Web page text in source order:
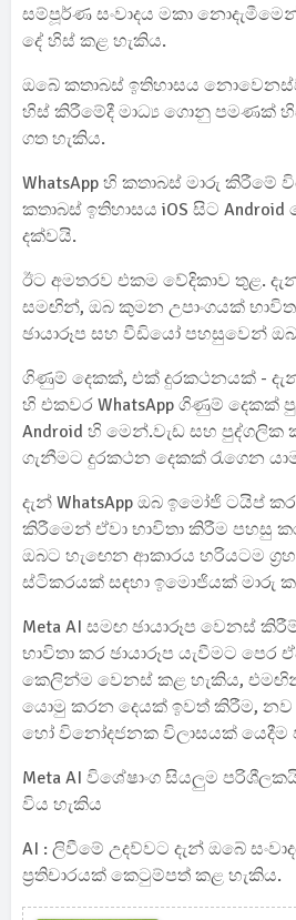
සම්පූර්ණ සංවාදය මකා
දේ හිස් කළ හැකිය.
ඔබේ කතාබස් ඉතිහාසය
හිස් කිරීමේදී මාධ්‍ය ගොනු පමණක්
ගත හැකිය.
WhatsApp හි කතාබස් මාරු කිරීමේ
කතාබස් ඉතිහාසය iOS සිට
දක්වයි.
ඊට අමතරව එකම වේදිකාව තුළ.
සමඟින්, ඔබ කුමන උපාංගයක්
ඡායාරූප සහ වීඩියෝ පහසුවෙන්
ගිණුම් දෙකක්, එක් දුරකථනයක් - දැන්
හි එකවර WhatsApp ගිණුම් දෙකක්
Android හි මෙන්.වැඩ සහ පුද්ගලික
ගැනීමට දුරකථන දෙකක් රැගෙන
දැන් WhatsApp ඔබ ඉමෝජි ටයිප්
කිරීමෙන් ඒවා භාවිතා කිරීම පහසු
ඔබට හැඟෙන ආකාරය හරියටම
ස්ටිකරයක් සඳහා ඉමොජියක් මාරු
Meta AI සමඟ ඡායාරූප වෙනස්
භාවිතා කර ඡායාරූප යැවීමට පෙර
කෙලින්ම වෙනස් කළ හැකිය,
යොමු කරන දෙයක් ඉවත් කිරීම,
හෝ විනෝදජනක විලාසයක් යෙදීම
Meta AI විශේෂාංග සියලුම
විය හැකිය
AI : ලිවීමේ උදව්වට දැන් ඔබේ
ප්‍රතිචාරයක් කෙටුම්පත් කළ හැකිය.